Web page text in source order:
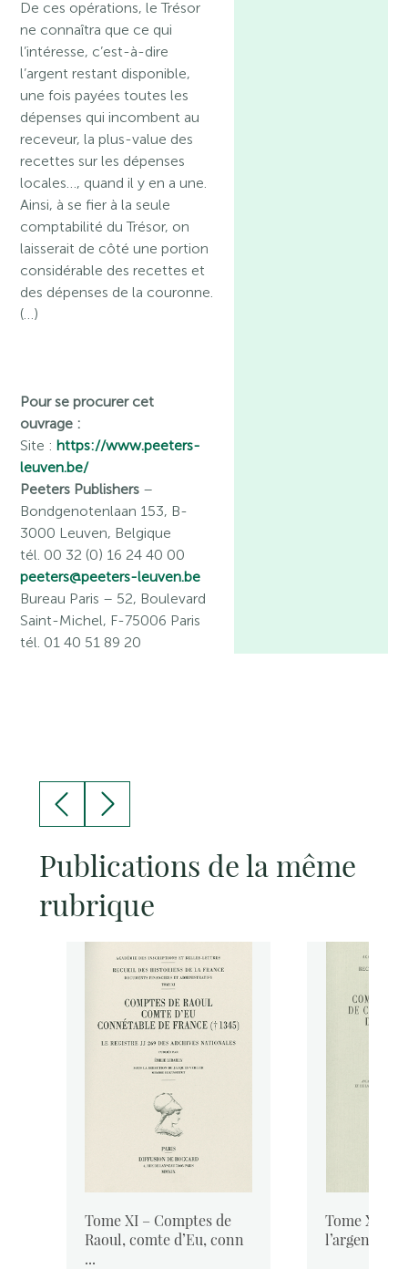
De ces opérations, le Trésor
ne connaîtra que ce qui
l’intéresse, c’est-à-dire
l’argent restant disponible,
une fois payées toutes les
dépenses qui incombent au
receveur, la plus-value des
recettes sur les dépenses
locales…, quand il y en a une.
Ainsi, à se fier à la seule
comptabilité du Trésor, on
laisserait de côté une portion
considérable des recettes et
des dépenses de la couronne.
(…)
Pour se procurer cet
ouvrage :
Site :https://www.peeters-
leuven.be/
Peeters Publishers –
Bondgenotenlaan 153, B-
3000 Leuven, Belgique
tél. 00 32 (0) 16 24 40 00
peeters@peeters-leuven.be
Bureau Paris – 52, Boulevard
Saint-Michel, F-75006 Paris
tél. 01 40 51 89 20
Publications de la même
rubrique
Tome XI – Comptes de
Raoul, comte d’Eu, conn
...
Tome X-5 –
l’argentier